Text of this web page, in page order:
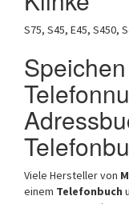
S75, S45, E45, S450,
Viele Hersteller von
einem Telefonbuch